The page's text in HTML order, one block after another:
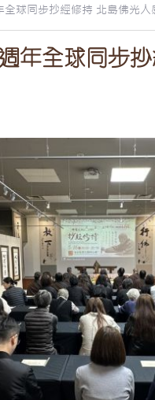
球同步抄經修持 北島佛光人
年全球同步